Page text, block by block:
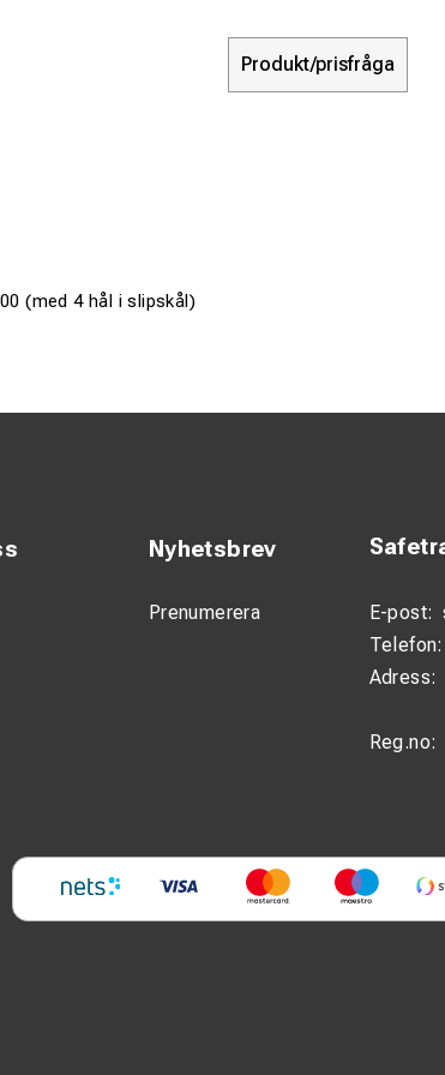
Produkt/prisfråga
(med 4 hål i slipskål)
Nyhetsbrev
Prenumerera E-post:
Telefon:
Adress:
Reg.no: